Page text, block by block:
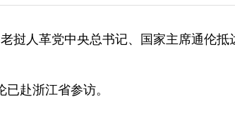
挝人革党中央总书记、国家主席通伦抵
赴浙江省参访。